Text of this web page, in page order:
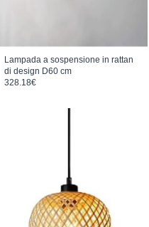
Lampada a sospensione in rattan
di design D60 cm
328.18€